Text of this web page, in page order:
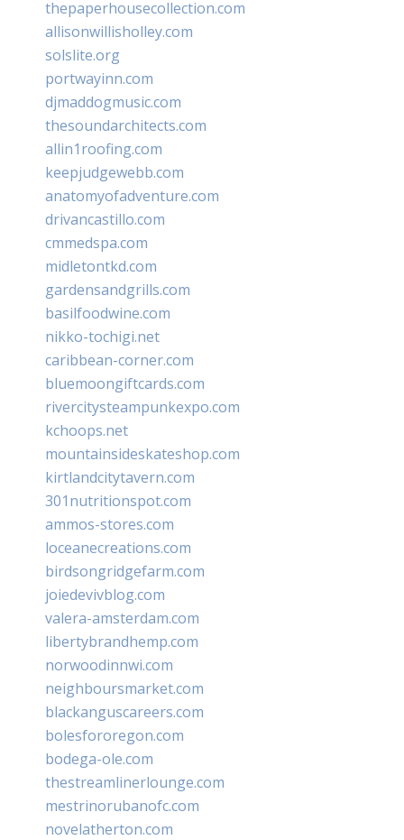
thepaperhousecollection.com
allisonwillisholley.com
solslite.org
portwayinn.com
djmaddogmusic.com
thesoundarchitects.com
allin1roofing.com
keepjudgewebb.com
anatomyofadventure.com
drivancastillo.com
cmmedspa.com
midletontkd.com
gardensandgrills.com
basilfoodwine.com
nikko-tochigi.net
caribbean-corner.com
bluemoongiftcards.com
rivercitysteampunkexpo.com
kchoops.net
mountainsideskateshop.com
kirtlandcitytavern.com
301nutritionspot.com
ammos-stores.com
loceanecreations.com
birdsongridgefarm.com
joiedevivblog.com
valera-amsterdam.com
libertybrandhemp.com
norwoodinnwi.com
neighboursmarket.com
blackanguscareers.com
bolesfororegon.com
bodega-ole.com
thestreamlinerlounge.com
mestrinorubanofc.com
novelatherton.com